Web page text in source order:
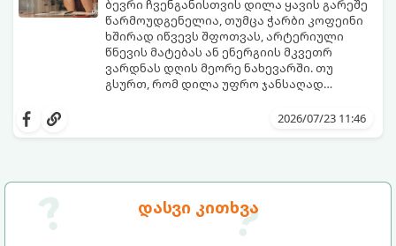
დასვი კითხვა
ბევრი ჩვენგანისთვის დილა ყავის გარეშე
წარმოუდგენელია, თუმცა ჭარბი კოფეინი
ხშირად იწვევს შფოთვას, არტერიული
წნევის მატებას ან ენერგიის მკვეთრ
ვარდნას დღის მეორე ნახევარში. თუ
გსურთ, რომ დილა უფრო ჯანსაღად
შეინარჩუნოთ, ექსპერტები ყავის სამ
თქვენთვის სასურველი სასმელი:2026/07/23 11:46